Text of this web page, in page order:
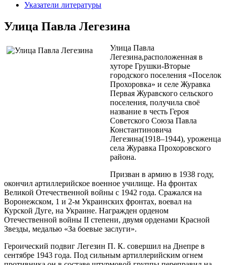
Указатели литературы
Улица Павла Легезина
Улица Павла
Легезина,расположенная в
хуторе Грушки-Вторые
городского поселения «Поселок
Прохоровка» и селе Журавка
Первая Журавского сельского
поселения, получила своё
название в честь Героя
Советского Союза Павла
Константиновича
Легезина(1918–1944), уроженца
села Журавка Прохоровского
района.
Призван в армию в 1938 году,
окончил артиллерийское военное училище. На фронтах
Великой Отечественной войны с 1942 года. Сражался на
Воронежском, 1 и 2-м Украинских фронтах, воевал на
Курской Дуге, на Украине. Награжден орденом
Отечественной войны II степени, двумя орденами Красной
Звезды, медалью «За боевые заслуги».
Героический подвиг Легезин П. К. совершил на Днепре в
сентябре 1943 года. Под сильным артиллерийским огнем